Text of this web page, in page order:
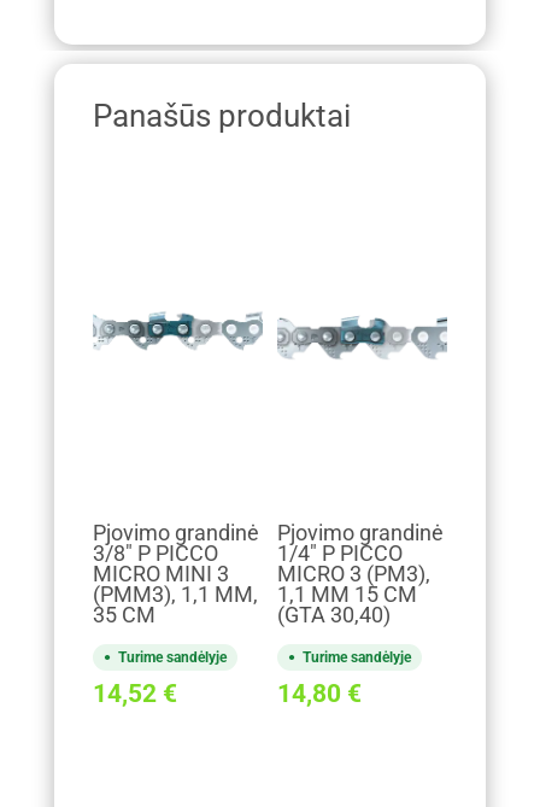
Panašūs produktai
Pjovimo grandinė
3/8" P PICCO
MICRO MINI 3
(PMM3), 1,1 MM,
35 CM
Turime sandėlyje
14,52 €
Pjovimo grandinė
1/4" P PICCO
MICRO 3 (PM3),
1,1 MM 15 CM
(GTA 30,40)
Turime sandėlyje
14,80 €